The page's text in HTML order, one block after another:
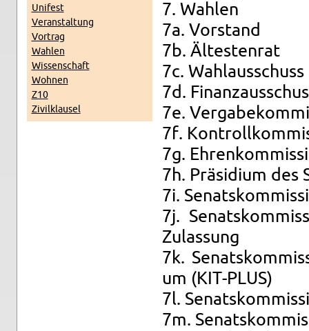
Uni­fest
Ver­an­stal­tung
Vor­trag
Wah­len
Wis­sen­schaft
Woh­nen
Z10
Zi­vil­klau­sel
7. Wah­len
7a. Vor­stand
7b. Äl­tes­ten­rat
7c. Wahl­aus­schuss
7d.
7e.
7f.
7g.
7h. Prä­si­di­um des
7i.
7j.
Zu­las­sung
7k.
um (KIT-PLUS)
7l.
7m.